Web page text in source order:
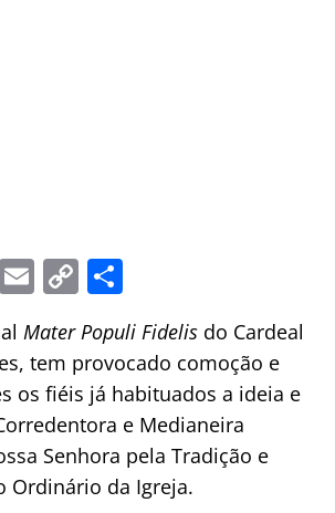
T
w
E
ai
l
C
p
y
Li
n
k
h
ar
e
Mater Populi Fidelis do Cardeal
tem provocado comoção e
os fiéis já habituados a ideia e
e Medianeira
Senhora pela Tradição e
Ordinário da Igreja.